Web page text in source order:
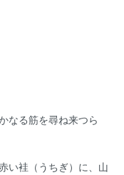
なる筋を尋ね来つら
い袿（うちぎ）に、山